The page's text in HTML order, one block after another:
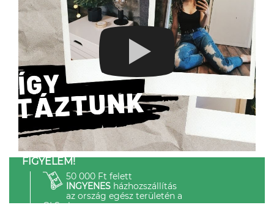
FIGYELEM!
50 000 Ft felett
INGYENESházhozszállítás
az ország egész területén a
GLS-el.